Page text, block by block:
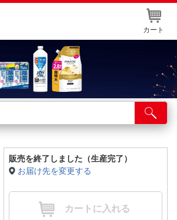
カート
販売を終了しました（生産完了）
お届け先を変更する
カートに入れる